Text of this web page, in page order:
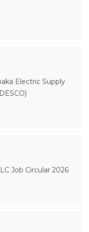
Electric Supply
Job Circular 2026